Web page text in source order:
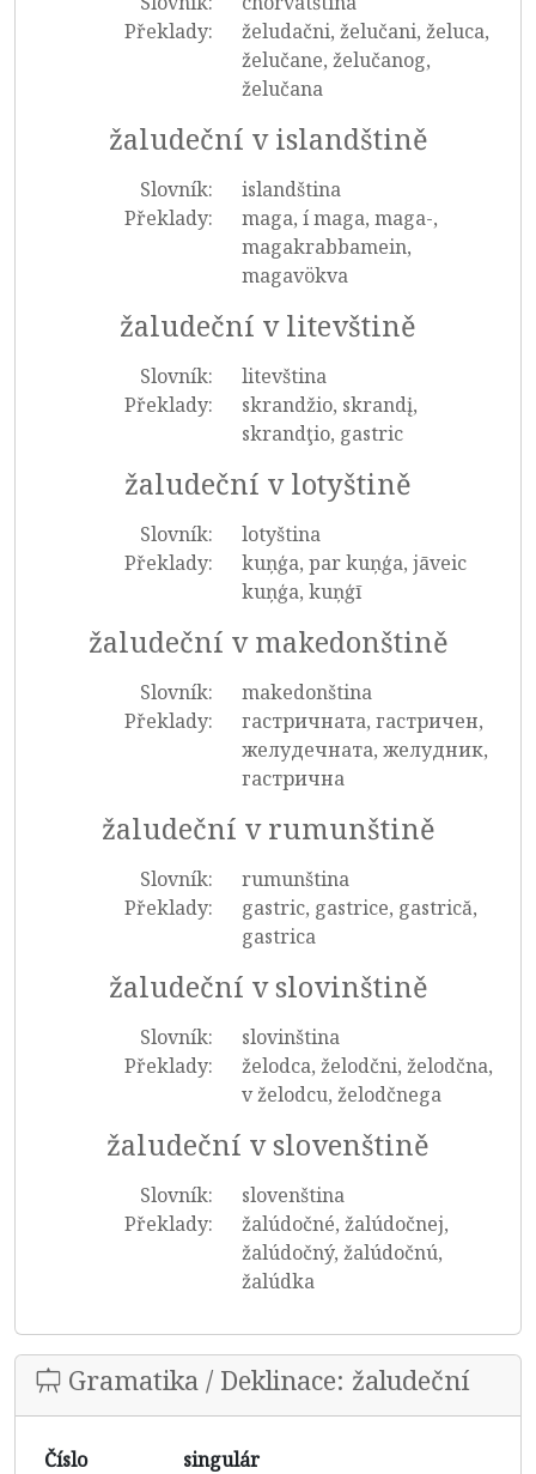
Překlady:
želudačni, želučani, želuca,
želučane, želučanog,
želučana
žaludeční v islandštině
Slovník:
islandština
Překlady:
maga, í maga, maga-,
magakrabbamein,
magavökva
žaludeční v litevštině
Slovník:
litevština
Překlady:
skrandžio, skrandį,
skrandţio, gastric
žaludeční v lotyštině
Slovník:
lotyština
Překlady:
kuņģa, par kuņģa, jāveic
kuņģa, kuņģī
žaludeční v makedonštině
Slovník:
makedonština
Překlady:
гастричната, гастричен,
желудечната, желудник,
гастрична
žaludeční v rumunštině
Slovník:
rumunština
Překlady:
gastric, gastrice, gastrică,
gastrica
žaludeční v slovinštině
Slovník:
slovinština
Překlady:
želodca, želodčni, želodčna,
v želodcu, želodčnega
žaludeční v slovenštině
Slovník:
slovenština
Překlady:
žalúdočné, žalúdočnej,
žalúdočný, žalúdočnú,
žalúdka
Gramatika / Deklinace: žaludeční
Číslo
singulár